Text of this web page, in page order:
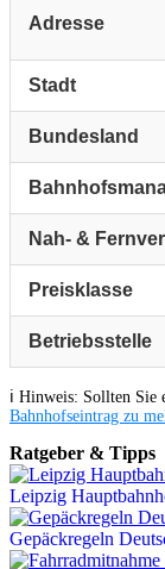
Adresse
Stadt
Bundesland
Nah- &
Preisklasse
Betriebsstelle
ℹ️ Hinweis: Sollten Sie
Bahnhofseintrag zu
Ratgeber & Tipps
Leipzig
Gepäckregeln